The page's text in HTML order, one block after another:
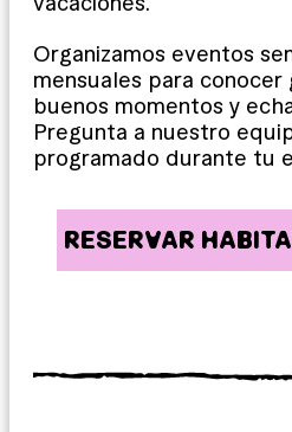
Organizamos eventos
mensuales para
buenos momentos y
Pregunta a nuestro
programado durante tu
RESERVAR